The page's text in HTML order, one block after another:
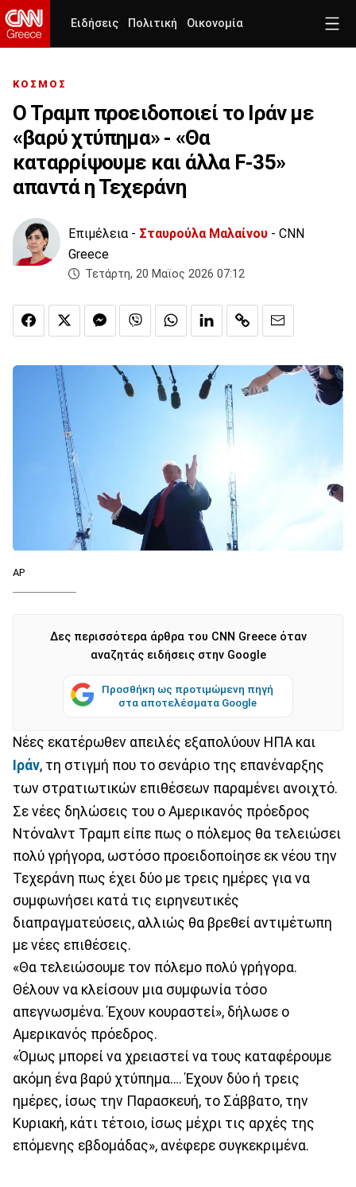
Ειδήσεις Πολιτική Οικονομία
ΚΟΣΜΟΣ
Ο Τραμπ προειδοποιεί το Ιράν με
«βαρύ χτύπημα» - «Θα
καταρρίψουμε και άλλα F-35»
απαντά η Τεχεράνη
Επιμέλεια - Σταυρούλα Μαλαίνου - CNN
Greece
Τετάρτη, 20 Μαϊος 2026 07:12
AP
Δες περισσότερα άρθρα του CNN Greece όταν
αναζητάς ειδήσεις στην Google
Προσθήκη ως προτιμώμενη πηγή
στα αποτελέσματα Google
Νέες εκατέρωθεν απειλές εξαπολύουν ΗΠΑ και
Ιράν, τη στιγμή που το σενάριο της επανέναρξης
των στρατιωτικών επιθέσεων παραμένει ανοιχτό.
Σε νέες δηλώσεις του ο Αμερικανός πρόεδρος
Ντόναλντ Τραμπ είπε πως ο πόλεμος θα τελειώσει
πολύ γρήγορα, ωστόσο προειδοποίησε εκ νέου την
Τεχεράνη πως έχει δύο με τρεις ημέρες για να
συμφωνήσει κατά τις ειρηνευτικές
διαπραγματεύσεις, αλλιώς θα βρεθεί αντιμέτωπη
με νέες επιθέσεις.
«Θα τελειώσουμε τον πόλεμο πολύ γρήγορα.
Θέλουν να κλείσουν μια συμφωνία τόσο
απεγνωσμένα. Έχουν κουραστεί», δήλωσε ο
Αμερικανός πρόεδρος.
«Όμως μπορεί να χρειαστεί να τους καταφέρουμε
ακόμη ένα βαρύ χτύπημα…. Έχουν δύο ή τρεις
ημέρες, ίσως την Παρασκευή, το Σάββατο, την
Κυριακή, κάτι τέτοιο, ίσως μέχρι τις αρχές της
επόμενης εβδομάδας», ανέφερε συγκεκριμένα.